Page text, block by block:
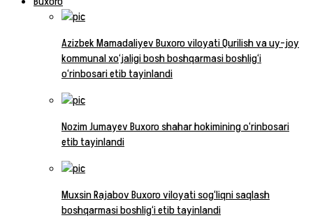
Azizbek Mamadaliyev Buxoro viloyati Qurilish va uy-joy
kommunal xo‘jaligi bosh boshqarmasi boshlig‘i
o‘rinbosari etib tayinlandi
Nozim Jumayev Buxoro shahar hokimining o‘rinbosari
etib tayinlandi
Muxsin Rajabov Buxoro viloyati sog‘liqni saqlash
boshqarmasi boshlig‘i etib tayinlandi